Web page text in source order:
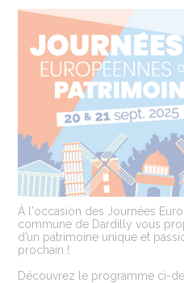
À l'occasion des Journées
commune de Dardilly vous
d’un patrimoine unique et
prochain !
Découvrez le programme ci-